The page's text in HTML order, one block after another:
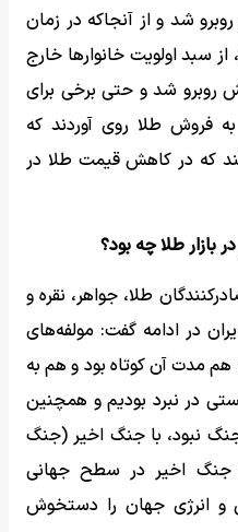
شد و از آنجاکه در زمان
سبد اولویت خانوارها خارج
روبرو شد و حتی برخی برای
فروش طلا روی آوردند که
که در کاهش قیمت طلا در
طلا، جواهر، نقره و
در ادامه گفت: مولفه‌های
از آنجا که هم مدت آن کوتاه بود و هم به
در نبرد بودیم و همچنین
جنگ نبود، با جنگ اخیر (جنگ
جنگ اخیر در سطح جهانی
و انرژی جهان را دستخوش